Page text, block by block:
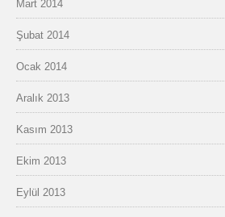
Mart 2014
Şubat 2014
Ocak 2014
Aralık 2013
Kasım 2013
Ekim 2013
Eylül 2013